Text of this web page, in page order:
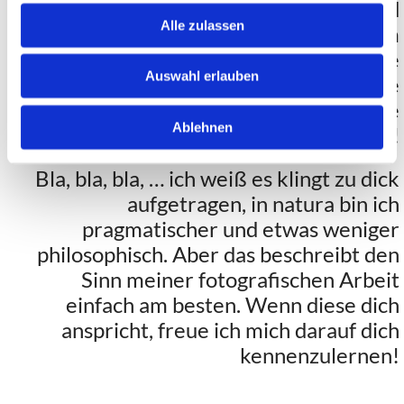
Alle zulassen
Auswahl erlauben
Ablehnen
Augenblicken besteht, einzufangen und
zu teilen. Daraus entsteht in meinem
und deinem Leben eine kleine Hommage
an das Wichtigste, das diese
schnelllebige Welt zu bieten hat – die
Liebe!
Bla, bla, bla, … ich weiß es klingt zu dick
aufgetragen, in natura bin ich
pragmatischer und etwas weniger
philosophisch. Aber das beschreibt den
Sinn meiner fotografischen Arbeit
einfach am besten. Wenn diese dich
anspricht, freue ich mich darauf dich
kennenzulernen!